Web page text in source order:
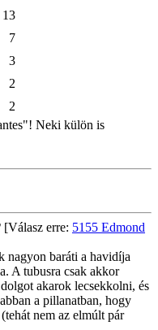
13
7
3
2
2
Neki külön is
[Válasz erre: 5155 Edmond
nagyon baráti a havidíja
A tubusra csak akkor
akarok lecsekkolni, és
a pillanatban, hogy
nem az elmúlt pár